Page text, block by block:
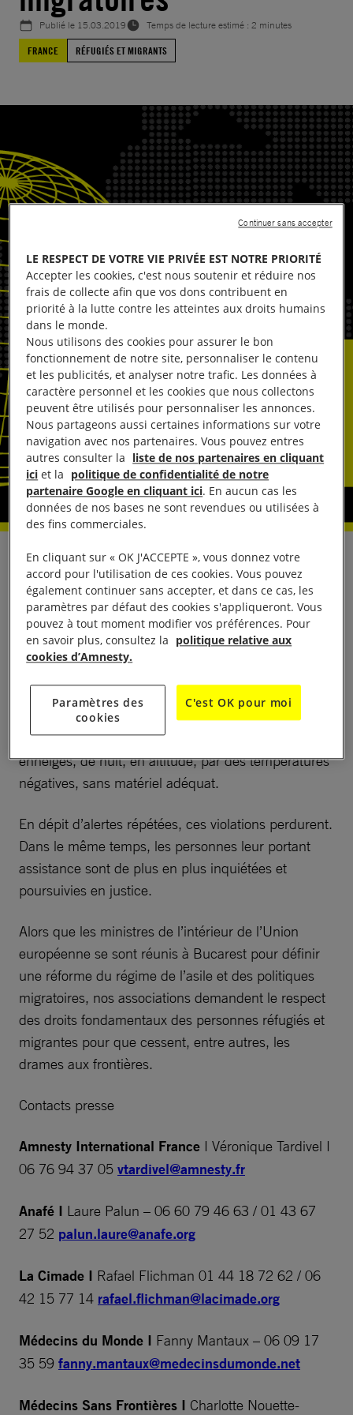
Publié le 15.03.2019
Temps de lecture estimé : 2 minutes
FRANCE
RÉFUGIÉS ET MIGRANTS
Un drame qui alerte nos associations qui, depuis
plus de deux ans, ne cessent de constater et de
dénoncer les violations des droits de la part des
autorités françaises à la frontière : renvois
systématiques en Italie au mépris du droit, courses-
plus vulnérables. Ces pratiques poussent les
personnes migrantes à prendre toujours plus de
risques, comme celui de traverser par des sentiers
enneigés, de nuit, en altitude, par des températures
négatives, sans matériel adéquat.
En dépit d’alertes répétées, ces violations perdurent.
Dans le même temps, les personnes leur portant
assistance sont de plus en plus inquiétées et
poursuivies en justice.
Alors que les ministres de l’intérieur de l’Union
européenne se sont réunis à Bucarest pour définir
une réforme du régime de l’asile et des politiques
migratoires, nos associations demandent le respect
des droits fondamentaux des personnes réfugiés et
migrantes pour que cessent, entre autres, les
drames aux frontières.
Contacts presse
Amnesty International France I Véronique Tardivel I
06 76 94 37 05 vtardivel@amnesty.fr
Anafé I Laure Palun – 06 60 79 46 63 / 01 43 67
27 52 palun.laure@anafe.org
La Cimade I Rafael Flichman 01 44 18 72 62 / 06
42 15 77 14 rafael.flichman@lacimade.org
Médecins du Monde I Fanny Mantaux – 06 09 17
35 59 fanny.mantaux@medecinsdumonde.net
Médecins Sans Frontières I Charlotte Nouette-
LE RESPECT DE VOTRE VIE PRIVÉE EST NOTRE PRIORITÉ
Accepter les cookies, c'est nous soutenir et réduire nos
frais de collecte afin que vos dons contribuent en
priorité à la lutte contre les atteintes aux droits humains
dans le monde.
Nous utilisons des cookies pour assurer le bon
fonctionnement de notre site, personnaliser le contenu
et les publicités, et analyser notre trafic. Les données à
caractère personnel et les cookies que nous collectons
peuvent être utilisés pour personnaliser les annonces.
Nous partageons aussi certaines informations sur votre
navigation avec nos partenaires. Vous pouvez entres
autres consulter la liste de nos partenaires en cliquant
ici et la politique de confidentialité de notre
partenaire Google en cliquant ici. En aucun cas les
données de nos bases ne sont revendues ou utilisées à
des fins commerciales.
En cliquant sur « OK J'ACCEPTE », vous donnez votre
accord pour l'utilisation de ces cookies. Vous pouvez
également continuer sans accepter, et dans ce cas, les
paramètres par défaut des cookies s'appliqueront. Vous
pouvez à tout moment modifier vos préférences. Pour
en savoir plus, consultez la politique relative aux
cookies d’Amnesty.
Paramètres des
cookies
C'est OK pour moi
Continuer sans accepter